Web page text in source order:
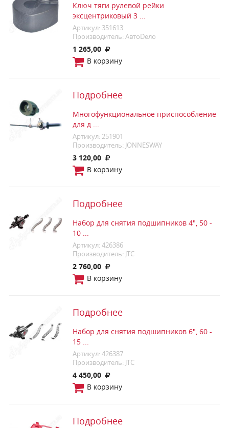
Ключ тяги рулевой рейки
эксцентриковый 3 ...
Артикул: 351613
Производитель: АвтоDело
1 265,00
В корзину
Подробнее
Многофункциональное приспособление
для д ...
Артикул: 251901
Производитель: JONNESWAY
3 120,00
В корзину
Подробнее
Набор для снятия подшипников 4", 50 -
10 ...
Артикул: 426386
Производитель: JTC
2 760,00
В корзину
Подробнее
Набор для снятия подшипников 6", 60 -
15 ...
Артикул: 426387
Производитель: JTC
4 450,00
В корзину
Подробнее